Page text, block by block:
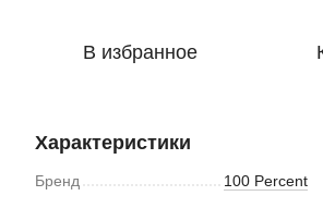
В избранное
Характеристики
Бренд 100 Percent